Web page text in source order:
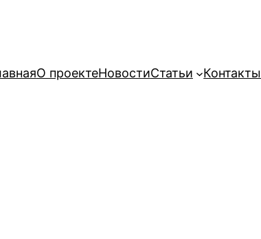
О проектеНовостиСтатьи Контакты